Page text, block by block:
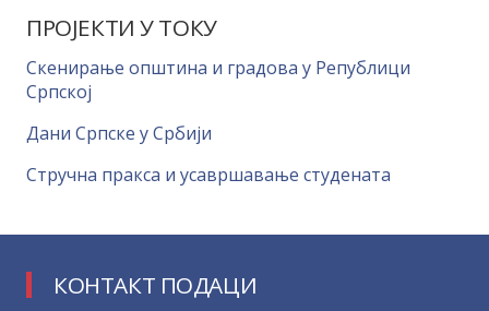
ПРОЈЕКТИ У ТОКУ
Скенирање општина и градова у Републици
Српској
Дани Српске у Србији
Стручна пракса и усавршавање студената
КОНТАКТ ПОДАЦИ